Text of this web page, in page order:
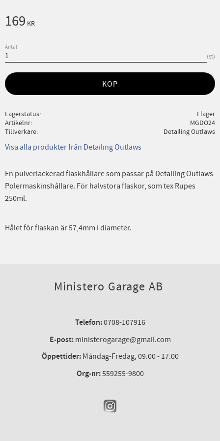
169 KR
Antal
st
KÖP
Lagerstatus
I lager
Artikelnr
MGDO24
Tillverkare
Detailing Outlaws
Visa alla produkter från Detailing Outlaws
En pulverlackerad flaskhållare som passar på Detailing Outlaws
Polermaskinshållare. För halvstora flaskor, som tex Rupes
250ml.
Hålet för flaskan är 57,4mm i diameter.
Ministero Garage AB
Telefon:0708-107916
E-post:ministerogarage@gmail.com
Öppettider:Måndag-Fredag, 09.00 - 17.00
Org-nr:559255-9800